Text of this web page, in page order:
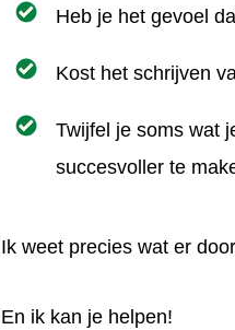
Heb je het gevoel
Kost het schrijven
Twijfel je soms wat
succesvoller te
Ik weet precies wat er
En ik kan je helpen!